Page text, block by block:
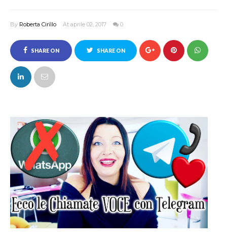
By Roberta Cirillo At aprile 02, 2017 0
SHARE ON
FACEBOOK
SHARE ON